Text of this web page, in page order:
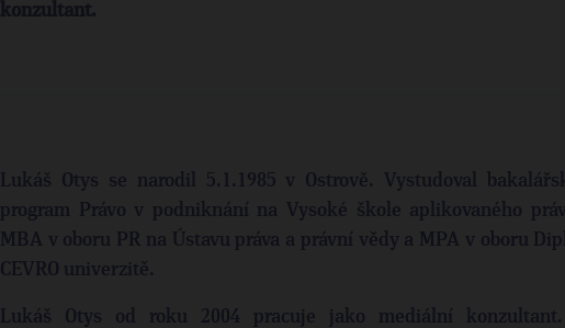
konzultant.
Lukáš Otys se narodil 5.1.1985 v Ostrově. Vystudoval
program Právo v podniknání na Vysoké škole aplikovaného
MBA v oboru PR na Ústavu práva a právní vědy a MPA v oboru
CEVRO univerzitě.
Lukáš Otys od roku 2004 pracuje jako mediální